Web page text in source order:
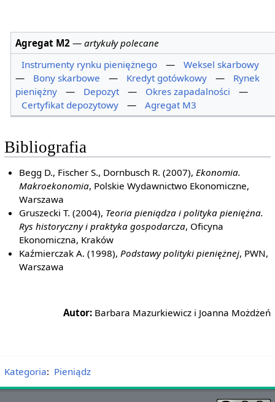
Agregat M2 —artykuły polecane
Instrumenty rynku pieniężnego
—
Weksel skarbowy
—
Bony skarbowe — Kredyt gotówkowy —
Rynek
pieniężny
— Depozyt — Okres zapadalności
—
Certyfikat depozytowy
— Agregat M3
Bibliografia
Begg D., Fischer S., Dornbusch R. (2007),Ekonomia.
Makroekonomia, Polskie Wydawnictwo Ekonomiczne,
Warszawa
Gruszecki T. (2004), Teoria pieniądza i polityka pieniężna.
Rys historyczny i praktyka gospodarcza, Oficyna
Ekonomiczna, Kraków
Kaźmierczak A. (1998),Podstawy polityki pieniężnej, PWN,
Warszawa
Autor: Barbara Mazurkiewicz i Joanna Możdżeń
Kategoria: Pieniądz